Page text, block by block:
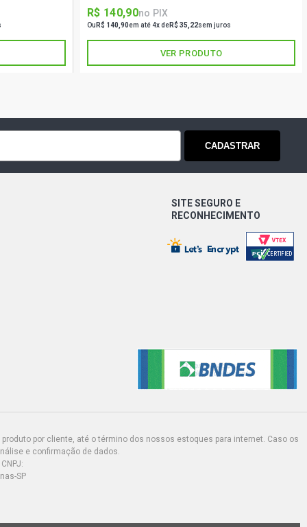
R$ 140,90no PIX
Ou R$ 140,90em até 4x deR$ 35,22sem juros
VER PRODUTO
CADASTRAR
SITE SEGURO E
RECONHECIMENTO
por cliente, até o término dos nossos estoques para internet. Caso os
e confirmação de dados.
SP